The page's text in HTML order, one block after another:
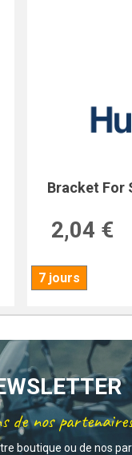
Bracket For
2,04 €
7 jours
de nos
boutique ou de nos